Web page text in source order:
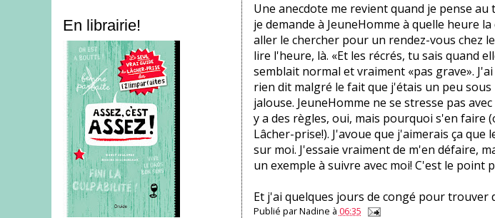
En librairie!
Une anecdote me revient quand je pense
je demande à JeuneHomme à quelle heure
aller le chercher pour un rendez-vous chez
lire l'heure, là. «Et les récrés, tu sais quand
semblait normal et vraiment «pas grave».
rien dit malgré le fait que j'étais un peu sous
jalouse. JeuneHomme ne se stresse pas
y a des règles, oui, mais pourquoi s'en faire
Lâcher-prise!). J'avoue que j'aimerais ça
sur moi. J'essaie vraiment de m'en défaire,
un exemple à suivre avec moi! C'est le point
Et j'ai quelques jours de congé pour trouver
Publié parNadine à 06:35